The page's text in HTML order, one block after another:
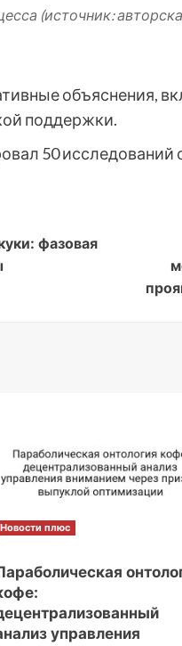
(источник:
объяснения,
поддержки.
50
фазовая
Новости плюс
управления